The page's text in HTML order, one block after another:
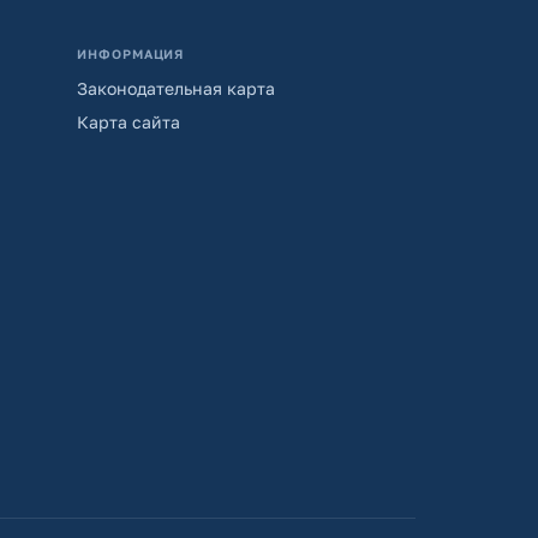
ИНФОРМАЦИЯ
Законодательная карта
Карта сайта